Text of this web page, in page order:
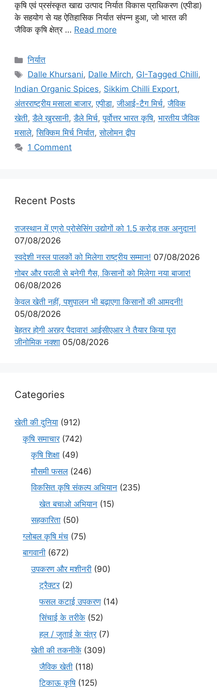
कृषि एवं प्रसंस्कृत खाद्य उत्पाद निर्यात विकास प्राधिकरण (एपीडा)
के सहयोग से यह ऐतिहासिक निर्यात संपन्न हुआ, जो भारत की
जैविक कृषि क्षेत्र … Read more
निर्यात
Dalle Khursani, Dalle Mirch, GI-Tagged Chilli,
Indian Organic Spices, Sikkim Chilli Export,
अंतरराष्ट्रीय मसाला बाजार,एपीडा,जीआई-टैग मिर्च,जैविक
खेती,डैले खुरसानी,डैले मिर्च,पूर्वोत्तर भारत कृषि, भारतीय जैविक
मसाले,सिक्किम मिर्च निर्यात,सोलोमन द्वीप
1 Comment
Recent Posts
राजस्थान में एग्रो प्रोसेसिंग उद्योगों को 1.5 करोड़ तक अनुदान!
07/08/2026
स्वदेशी नस्ल पालकों को मिलेगा राष्ट्रीय सम्मान! 07/08/2026
गोबर और पराली से बनेगी गैस, किसानों को मिलेगा नया बाजार!
06/08/2026
केवल खेती नहीं, पशुपालन भी बढ़ाएगा किसानों की आमदनी!
05/08/2026
बेहतर होगी अरहर पैदावार! आईसीएआर ने तैयार किया पूरा
जीनोमिक नक्शा 05/08/2026
Categories
खेती की दुनिया (912)
कृषि समाचार(742)
कृषि शिक्षा (49)
मौसमी फसल(246)
विकसित कृषि संकल्प अभियान (235)
खेत बचाओ अभियान (15)
सहकारिता (50)
ग्लोबल कृषि मंच (75)
बागवानी (672)
उपकरण और मशीनरी (90)
ट्रैक्टर(2)
फसल कटाई उपकरण(14)
सिंचाई के तरीके (52)
हल / जुताई के यंत्र(7)
खेती की तकनीकें (309)
जैविक खेती (118)
टिकाऊ कृषि(125)